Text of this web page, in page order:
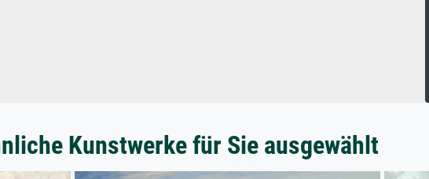
Kunstwerke für Sie ausgewählt